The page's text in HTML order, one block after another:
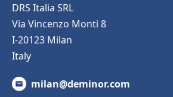
DRS Italia SRL
Via Vincenzo Monti 8
I-20123 Milan
Italy
milan@deminor.com